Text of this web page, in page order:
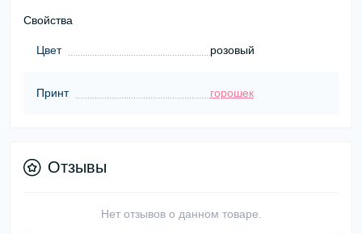
Свойства
Цвет розовый
Принт горошек
Отзывы
Нет отзывов о данном товаре.